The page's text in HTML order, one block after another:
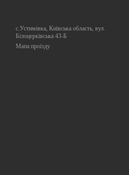
с.Устимівка, Київська область, вул.
Білоцерківська 43-Б
Мапа проїзду